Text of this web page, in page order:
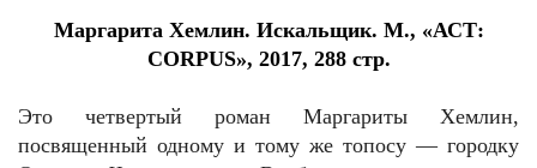
Маргарита Хемлин. Искальщик. М., «АСТ:
CORPUS», 2017, 288 стр.
Это четвертый роман Маргариты Хемлин,
посвященный одному и тому же топосу — городку